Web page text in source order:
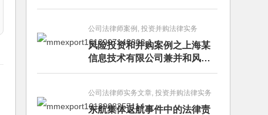
公司法律师案例, 投资并购法律实务
风险投资和并购案例之上海某
信息技术有限公司兼并和风险
投资服务
公司法律师实务文章, 投资并购法律实务
东航集体返航事件中的法律责